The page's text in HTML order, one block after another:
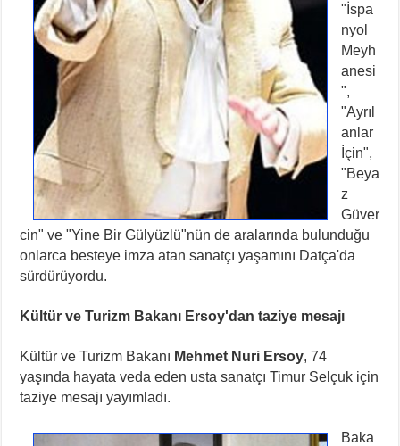
"İspa
nyol
Meyh
anesi
",
"Ayrıl
anlar
İçin",
"Beya
z
Güver
cin" ve "Yine Bir Gülyüzlü"nün de aralarında bulunduğu
onlarca besteye imza atan sanatçı yaşamını Datça'da
sürdürüyordu.
Kültür ve Turizm Bakanı Ersoy'dan taziye mesajı
Kültür ve Turizm Bakanı Mehmet Nuri Ersoy, 74
yaşında hayata veda eden usta sanatçı Timur Selçuk için
taziye mesajı yayımladı.
Baka